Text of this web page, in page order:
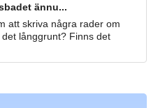
ännu...
att skriva några rader om
långgrunt? Finns det